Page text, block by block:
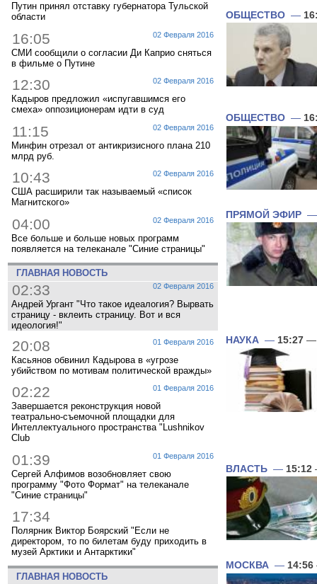
Путин принял отставку губернатора Тульской
области
02 Февраля 2016
16:05
СМИ сообщили о согласии Ди Каприо сняться
в фильме о Путине
02 Февраля 2016
12:30
Кадыров предложил «испугавшимся его
смеха» оппозиционерам идти в суд
02 Февраля 2016
11:15
Минфин отрезал от антикризисного плана 210
млрд руб.
02 Февраля 2016
10:43
США расширили так называемый «список
Магнитского»
02 Февраля 2016
04:00
Все больше и больше новых программ
появляется на телеканале "Синие страницы"
ГЛАВНАЯ НОВОСТЬ
02 Февраля 2016
02:33
Андрей Ургант "Что такое идеалогия? Вырвать
страницу - вклеить страницу. Вот и вся
идеология!"
01 Февраля 2016
20:08
Касьянов обвинил Кадырова в «угрозе
убийством по мотивам политической вражды»
01 Февраля 2016
02:22
Завершается реконструкция новой
театрально-съемочной площадки для
Интеллектуального пространства "Lushnikov
Club
01 Февраля 2016
01:39
Сергей Алфимов возобновляет свою
программу "Фото Формат" на телеканале
"Синие страницы"
17:34
Полярник Виктор Боярский "Если не
директором, то по билетам буду приходить в
музей Арктики и Антарктики"
ГЛАВНАЯ НОВОСТЬ
ОБЩЕСТВО —
ОБЩЕСТВО —
ПРЯМОЙ ЭФИР
НАУКА — 15:27 —
ВЛАСТЬ — 15:12
МОСКВА — 14:56